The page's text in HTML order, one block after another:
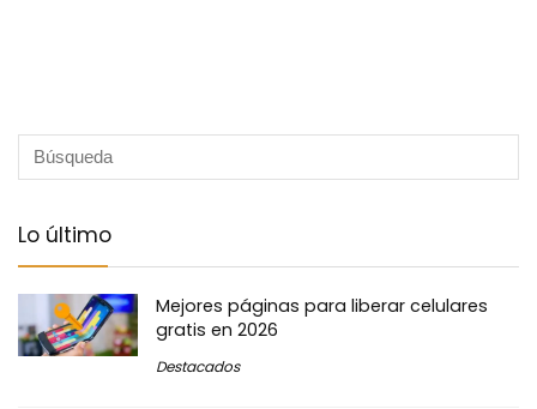
Lo último
Mejores páginas para liberar celulares
gratis en 2026
Destacados